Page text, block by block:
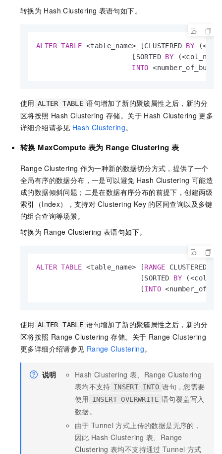
转换为 Hash Clustering 表语句如下。
ALTER TABLE <table_name> [CLUSTERED BY (<
                       [SORTED
BY (<col_name
INTO <
使用 ALTER TABLE 语句增加了新的聚簇属性之后，新的分
区将按照 Hash Clustering 存储。关于 Hash Clustering 更多
详细介绍请参见 Hash Clustering。
转换 MaxCompute 表为 Range Clustering 表
Range Clustering 作为一种新的数据切分方式，提供了一个
全局有序的数据分布，一是可以避免 Hash Clustering 可能造
成的数据倾斜问题；二是在数据有序分布的前提下，创建两级
索引（Index），支持对 Clustering Key 的区间查询以及多键
的组合查询等场景。
转换为 Range Clustering 表语句如下。
ALTER TABLE <table_name> [RANGE CLUSTERED
                         [SORTED
BY (<
                         [
INTO <
使用 ALTER TABLE 语句增加了新的聚簇属性之后，新的分
区将按照 Range Clustering 存储。关于 Range Clustering
更多详细介绍请参见 Range Clustering。
说明 Hash Clustering 表、Range Clustering
表均不支持 INSERT INTO 语句，您需要
使用 INSERT OVERWRITE 语句覆盖写入
数据。
由于 Tunnel 方式上传的数据是无序的，
因此 Hash Clustering 表、Range
Clustering 表均不支持通过 Tunnel 方式